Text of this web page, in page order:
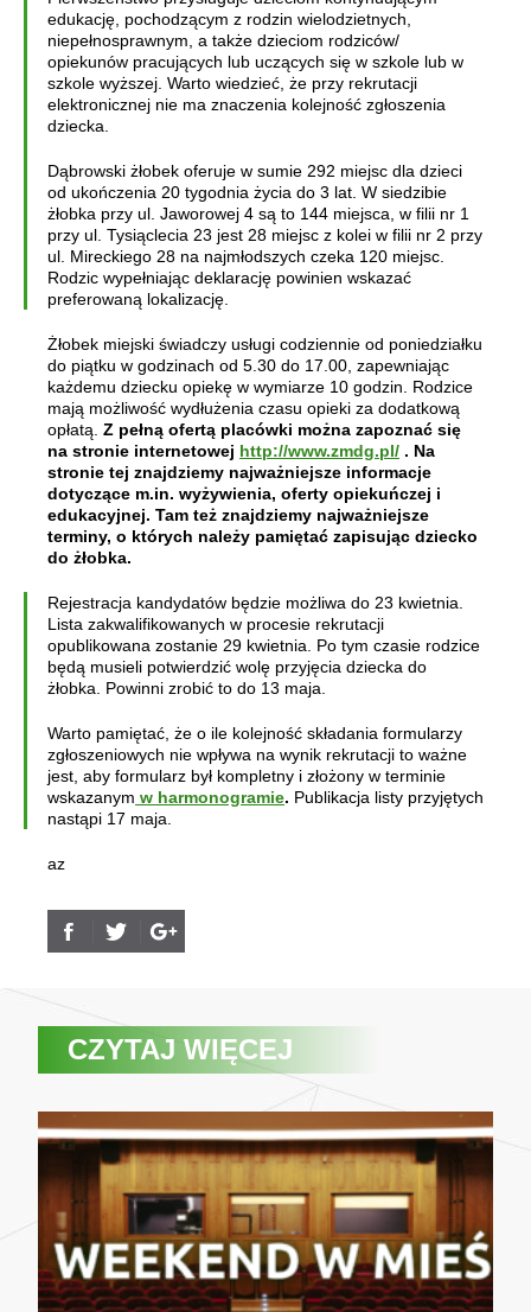
edukację, pochodzącym z rodzin wielodzietnych,
niepełnosprawnym, a także dzieciom rodziców/
opiekunów pracujących lub uczących się w szkole lub w
szkole wyższej. Warto wiedzieć, że przy rekrutacji
elektronicznej nie ma znaczenia kolejność zgłoszenia
dziecka.
Dąbrowski żłobek oferuje w sumie 292 miejsc dla dzieci
od ukończenia 20 tygodnia życia do 3 lat. W siedzibie
żłobka przy ul. Jaworowej 4 są to 144 miejsca, w filii nr 1
przy ul. Tysiąclecia 23 jest 28 miejsc z kolei w filii nr 2 przy
ul. Mireckiego 28 na najmłodszych czeka 120 miejsc.
Rodzic wypełniając deklarację powinien wskazać
preferowaną lokalizację.
Żłobek miejski świadczy usługi codziennie od poniedziałku
do piątku w godzinach od 5.30 do 17.00, zapewniając
każdemu dziecku opiekę w wymiarze 10 godzin. Rodzice
mają możliwość wydłużenia czasu opieki za dodatkową
opłatą. Z pełną ofertą placówki można zapoznać się
na stronie internetowej http://www.zmdg.pl/ . Na
stronie tej znajdziemy najważniejsze informacje
dotyczące m.in. wyżywienia, oferty opiekuńczej i
edukacyjnej. Tam też znajdziemy najważniejsze
terminy, o których należy pamiętać zapisując dziecko
do żłobka.
Rejestracja kandydatów będzie możliwa do 23 kwietnia.
Lista zakwalifikowanych w procesie rekrutacji
opublikowana zostanie 29 kwietnia. Po tym czasie rodzice
będą musieli potwierdzić wolę przyjęcia dziecka do
żłobka. Powinni zrobić to do 13 maja.
Warto pamiętać, że o ile kolejność składania formularzy
zgłoszeniowych nie wpływa na wynik rekrutacji to ważne
jest, aby formularz był kompletny i złożony w terminie
wskazanym w harmonogramie. Publikacja listy przyjętych
nastąpi 17 maja.
az
CZYTAJ WIĘCEJ